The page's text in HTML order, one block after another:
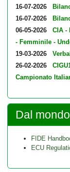
16-07-2026
16-07-2026
06-05-2026
CIA -
- Femminile -
19-03-2026
26-02-2026
Campionato
Dal
FIDE
ECU